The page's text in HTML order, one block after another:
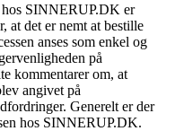
hos SINNERUP.DK er
at det er nemt at bestille
anses som enkel og
på
kommentarer om, at
angivet på
Generelt er der
hos SINNERUP.DK.